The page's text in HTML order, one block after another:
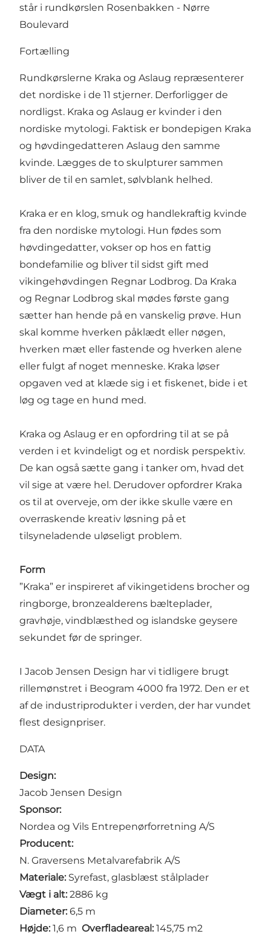
står i rundkørslen Rosenbakken - Nørre
Boulevard
Fortælling
Rundkørslerne Kraka og Aslaug repræsenterer
det nordiske i de 11 stjerner. Derforligger de
nordligst. Kraka og Aslaug er kvinder i den
nordiske mytologi. Faktisk er bondepigen Kraka
og høvdingedatteren Aslaug den samme
kvinde. Lægges de to skulpturer sammen
bliver de til en samlet, sølvblank helhed.
Kraka er en klog, smuk og handlekraftig kvinde
fra den nordiske mytologi. Hun fødes som
høvdingedatter, vokser op hos en fattig
bondefamilie og bliver til sidst gift med
vikingehøvdingen Regnar Lodbrog. Da Kraka
og Regnar Lodbrog skal mødes første gang
sætter han hende på en vanskelig prøve. Hun
skal komme hverken påklædt eller nøgen,
hverken mæt eller fastende og hverken alene
eller fulgt af noget menneske. Kraka løser
opgaven ved at klæde sig i et fiskenet, bide i et
løg og tage en hund med.
Kraka og Aslaug er en opfordring til at se på
verden i et kvindeligt og et nordisk perspektiv.
De kan også sætte gang i tanker om, hvad det
vil sige at være hel. Derudover opfordrer Kraka
os til at overveje, om der ikke skulle være en
overraskende kreativ løsning på et
tilsyneladende uløseligt problem.
Form
”Kraka” er inspireret af vikingetidens brocher og
ringborge, bronzealderens bælteplader,
gravhøje, vindblæsthed og islandske geysere
sekundet før de springer.
I Jacob Jensen Design har vi tidligere brugt
rillemønstret i Beogram 4000 fra 1972. Den er et
af de industriprodukter i verden, der har vundet
flest designpriser.
DATA
Design:
Jacob Jensen Design
Sponsor:
Nordea og Vils Entrepenørforretning A/S
Producent:
N. Graversens Metalvarefabrik A/S
Materiale: Syrefast, glasblæst stålplader
Vægt i alt: 2886 kg
Diameter: 6,5 m
Højde: 1,6 m Overfladeareal: 145,75 m2